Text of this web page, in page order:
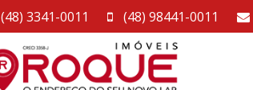
(48) 3341-0011 (48) 98441-0011